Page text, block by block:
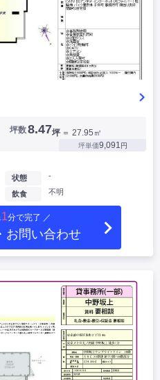
坪数8.47坪 ＝ 27.95㎡
坪単価9,091円
状態 -
飲食 不明
1分で完了 ／
お問い合わせ